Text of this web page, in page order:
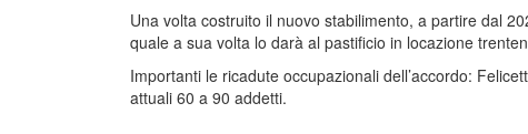
Una volta costruito il nuovo stabilimento, a partire dal
quale a sua volta lo darà al pastificio in locazione
Importanti le ricadute occupazionali dell’accordo:
attuali 60 a 90 addetti.